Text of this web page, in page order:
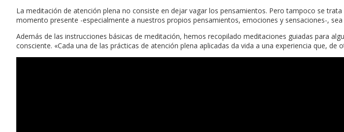
La meditación de atención plena no consiste en dejar vagar los pensamientos. Pero tampoco se
momento presente -especialmente a nuestros propios pensamientos, emociones y sensaciones-,
Además de las instrucciones básicas de meditación, hemos recopilado meditaciones guiadas para
consciente. «Cada una de las prácticas de atención plena aplicadas da vida a una experiencia que,